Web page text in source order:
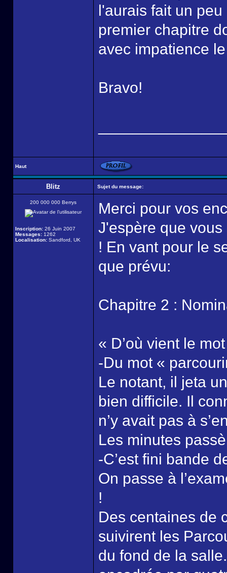
l'aurais fait un
premier chapitre
avec impatience
Bravo!
Haut
Blitz Sujet du message:
200 000 000 Berrys
Inscription: 26 Juin 2007
Messages: 1262
Localisation: Sandford, UK
Merci pour vos
J'espère que
! En vant pour le
que prévu:
Chapitre 2 :
« D’où vient le
-Du mot «
Le notant, il jeta
bien difficile. Il
n’y avait pas à
Les minutes
-C’est fini bande
On passe à
!
Des centaines de
suivirent les
du fond de la